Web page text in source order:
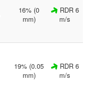
16% (0
mm)
RDR 6
m/s
19% (0.05
mm)
RDR 6
m/s